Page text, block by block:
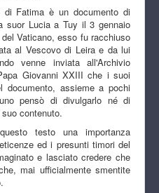
di Fatima è un documento di
suor Lucia a Tuy il 3 gennaio
Vaticano, esso fu racchiuso
al Vescovo di Leira e da lui
venne inviata all'Archivio
Giovanni XXIII che i suoi
documento, assieme a pochi
pensò di divulgarlo né di
contenuto.
testo una importanza
ed i presunti timori del
e lasciato credere che
mai ufficialmente smentite